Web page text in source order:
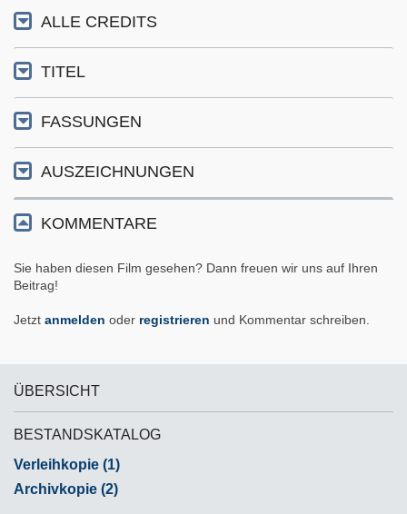
ALLE CREDITS
TITEL
FASSUNGEN
AUSZEICHNUNGEN
KOMMENTARE
Sie haben diesen Film gesehen? Dann freuen wir uns auf Ihren
Beitrag!
Jetzt anmelden oder registrieren und Kommentar schreiben.
ÜBERSICHT
BESTANDSKATALOG
Verleihkopie (1)
Archivkopie (2)